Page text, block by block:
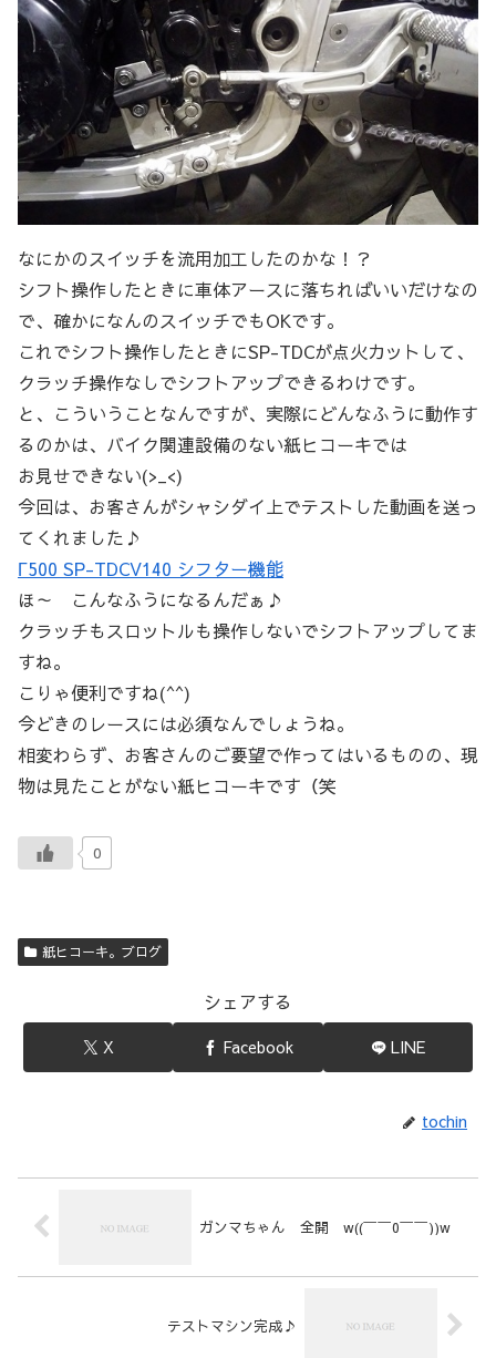
なにかのスイッチを流用加工したのかな！？
シフト操作したときに車体アースに落ちればいいだけなの
で、確かになんのスイッチでもOKです。
これでシフト操作したときにSP-TDCが点火カットして、
クラッチ操作なしでシフトアップできるわけです。
と、こういうことなんですが、実際にどんなふうに動作す
るのかは、バイク関連設備のない紙ヒコーキでは
お見せできない(>_<)
今回は、お客さんがシャシダイ上でテストした動画を送っ
てくれました♪
Γ500 SP-TDCV140 シフター機能
ほ～ こんなふうになるんだぁ♪
クラッチもスロットルも操作しないでシフトアップしてま
すね。
こりゃ便利ですね(^^)
今どきのレースには必須なんでしょうね。
相変わらず、お客さんのご要望で作ってはいるものの、現
物は見たことがない紙ヒコーキです（笑
0
紙ヒコーキ。ブログ
シェアする
X Facebook LINE
tochin
ガンマちゃん 全開 w((￣￣0￣￣))w
テストマシン完成♪